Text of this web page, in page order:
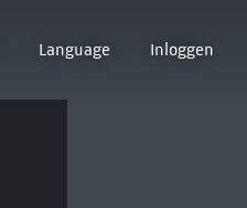
Language Inloggen